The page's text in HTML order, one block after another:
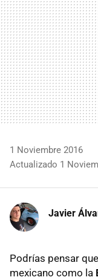
1 Noviembre 2016
Actualizado 1
Javier
Podrías pensar
mexicano como la